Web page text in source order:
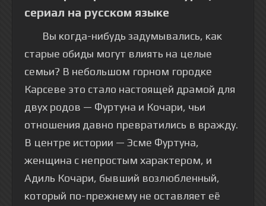
сериал на русском языке
Вы когда-нибудь задумывались, как
старые обиды могут влиять на целые
семьи? В небольшом горном городке
Карсеве это стало настоящей драмой для
двух родов — Фуртуна и Кочари, чьи
отношения давно превратились в вражду.
В центре истории — Эсме Фуртуна,
женщина с непростым характером, и
Адиль Кочари, бывший возлюбленный,
который по-прежнему не оставляет её